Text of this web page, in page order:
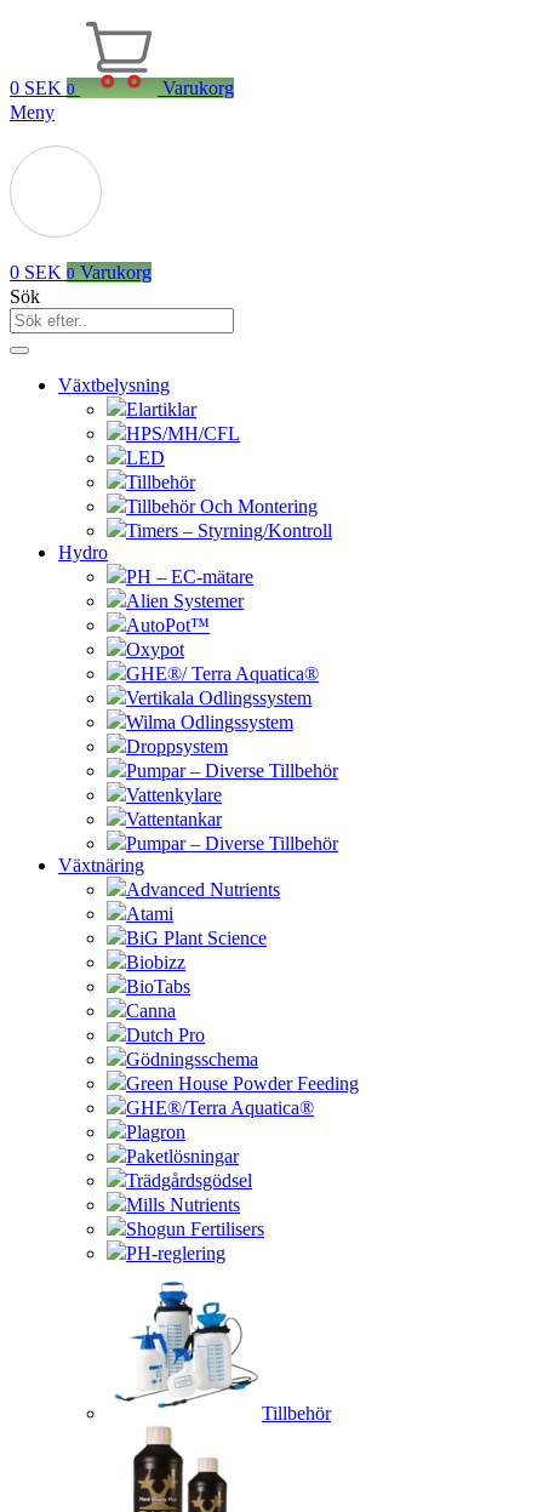
0 SEK 0
Varukorg
Meny
0 SEK 0 Varukorg
Sök
Växtbelysning
Elartiklar
HPS/MH/CFL
LED
Tillbehör
Tillbehör Och Montering
Timers – Styrning/Kontroll
Hydro
PH – EC-mätare
Alien Systemer
AutoPot™
Oxypot
GHE®/ Terra Aquatica®
Vertikala Odlingssystem
Wilma Odlingssystem
Droppsystem
Pumpar – Diverse Tillbehör
Vattenkylare
Vattentankar
Pumpar – Diverse Tillbehör
Växtnäring
Advanced Nutrients
Atami
BiG Plant Science
Biobizz
BioTabs
Canna
Dutch Pro
Gödningsschema
Green House Powder Feeding
GHE®/Terra Aquatica®
Plagron
Paketlösningar
Trädgårdsgödsel
Mills Nutrients
Shogun Fertilisers
PH-reglering
Tillbehör